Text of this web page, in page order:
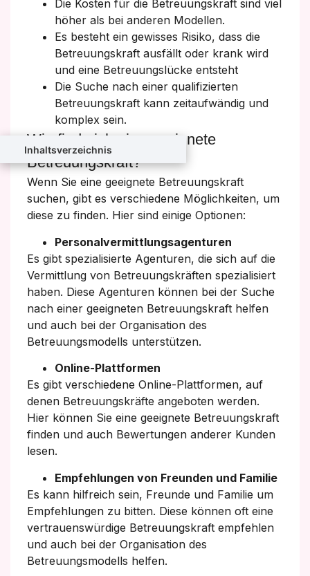
Die Kosten für die Betreuungskraft sind viel
höher als bei anderen Modellen.
Es besteht ein gewisses Risiko, dass die
Betreuungskraft ausfällt oder krank wird
und eine Betreuungslücke entsteht
Die Suche nach einer qualifizierten
Betreuungskraft kann zeitaufwändig und
komplex sein.
Wie finde ich eine geeignete
Betreuungskraft?
Wenn Sie eine geeignete Betreuungskraft
suchen, gibt es verschiedene Möglichkeiten, um
diese zu finden. Hier sind einige Optionen:
Personalvermittlungsagenturen
Es gibt spezialisierte Agenturen, die sich auf die
Vermittlung von Betreuungskräften spezialisiert
haben. Diese Agenturen können bei der Suche
nach einer geeigneten Betreuungskraft helfen
und auch bei der Organisation des
Betreuungsmodells unterstützen.
Online-Plattformen
Es gibt verschiedene Online-Plattformen, auf
denen Betreuungskräfte angeboten werden.
Hier können Sie eine geeignete Betreuungskraft
finden und auch Bewertungen anderer Kunden
lesen.
Empfehlungen von Freunden und Familie
Es kann hilfreich sein, Freunde und Familie um
Empfehlungen zu bitten. Diese können oft eine
vertrauenswürdige Betreuungskraft empfehlen
und auch bei der Organisation des
Betreuungsmodells helfen.
Inhaltsverzeichnis